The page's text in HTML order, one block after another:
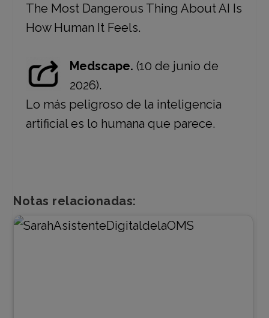
The Most Dangerous Thing About AI Is
How Human It Feels.
Medscape. (10 de junio de
2026).
Lo más peligroso de la inteligencia
artificial es lo humana que parece.
Notas relacionadas: